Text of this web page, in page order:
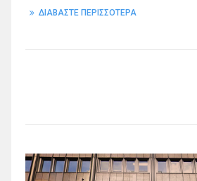
ΔΙΑΒΑΣΤΕ ΠΕΡΙΣΣΟΤΕΡΑ